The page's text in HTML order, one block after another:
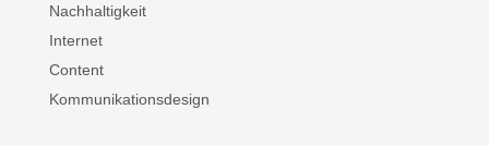
Nachhaltigkeit
Internet
Content
Kommunikationsdesign